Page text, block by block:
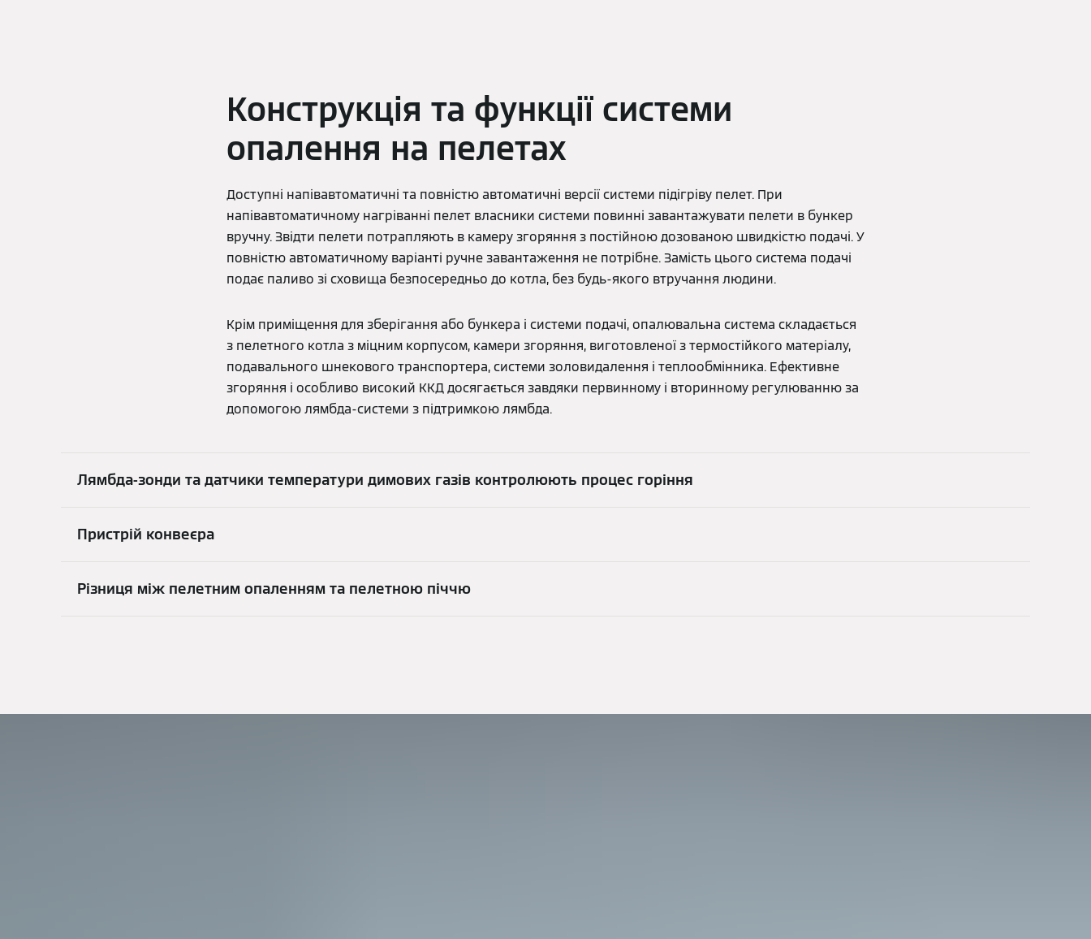
Конструкція та функції системи
опалення на пелетах
Доступні напівавтоматичні та повністю автоматичні версії системи підігріву пелет. При
напівавтоматичному нагріванні пелет власники системи повинні завантажувати пелети в бункер
вручну. Звідти пелети потрапляють в камеру згоряння з постійною дозованою швидкістю подачі. У
повністю автоматичному варіанті ручне завантаження не потрібне. Замість цього система подачі
подає паливо зі сховища безпосередньо до котла, без будь-якого втручання людини.
Крім приміщення для зберігання або бункера і системи подачі, опалювальна система складається
з пелетного котла з міцним корпусом, камери згоряння, виготовленої з термостійкого матеріалу,
подавального шнекового транспортера, системи золовидалення і теплообмінника. Ефективне
згоряння і особливо високий ККД досягається завдяки первинному і вторинному регулюванню за
допомогою лямбда-системи з підтримкою лямбда.
Лямбда-зонди та датчики температури димових газів контролюють процес горіння
Пристрій конвеєра
Різниця між пелетним опаленням та пелетною піччю